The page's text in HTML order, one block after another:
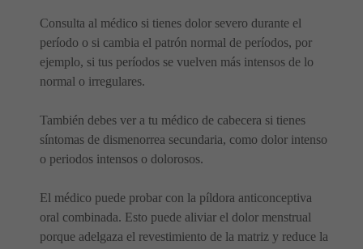
Consulta al médico si tienes dolor severo durante el
período o si cambia el patrón normal de períodos, por
ejemplo, si tus períodos se vuelven más intensos de lo
normal o irregulares.
También debes ver a tu médico de cabecera si tienes
síntomas de dismenorrea secundaria, como dolor intenso
o periodos intensos o dolorosos.
El médico puede probar con la píldora anticonceptiva
oral combinada. Esto puede aliviar el dolor menstrual
porque adelgaza el revestimiento de la matriz y reduce la